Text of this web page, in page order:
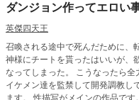
ダンジョン作ってエロい
英傑四天王
召喚される途中で死んだために、
神様にチートを貰ったはいいが、
なってしまった。 こうなったら全力で楽
イケメン達を監禁して開発調教し
ます。 性描写がメインの作品